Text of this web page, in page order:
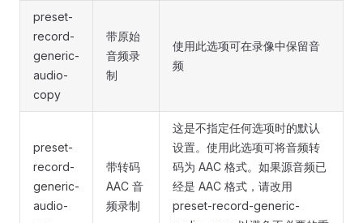
preset-
record-
generic-
audio-
copy
带原始
音频录
制
使用此选项可在录像中保留音
频
preset-
record-
generic-
audio-
带转码
AAC 音
频录制
这是不指定任何选项时的默认
设置。使用此选项可将音频转
码为 AAC 格式。如果源音频已
经是 AAC 格式，请改用
preset-record-generic-